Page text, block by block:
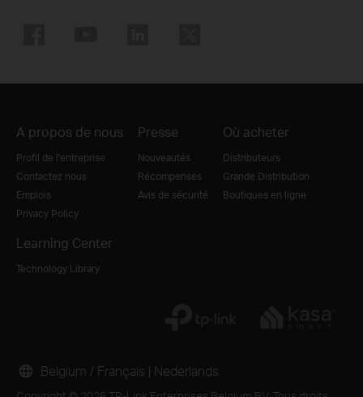
A propos de nous
Profil de l'entreprise
Contactez nous
Emplois
Privacy Policy
Presse
Nouveautés
Récompenses
Avis de sécurité
Où acheter
Distributeurs
Grande Distribution
Boutiques en ligne
Learning Center
Technology Library
Belgium / Français | Nederlands